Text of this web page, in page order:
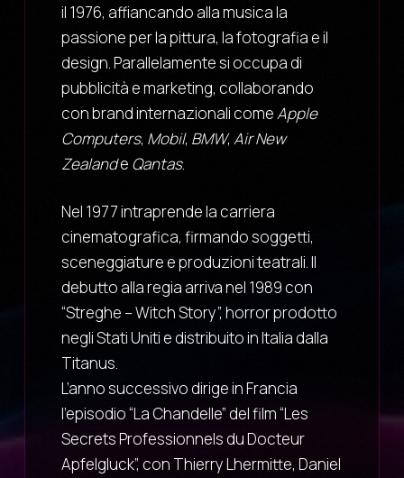
il 1976, affiancando alla musica la
passione per la pittura, la fotografia e il
design. Parallelamente si occupa di
pubblicità e marketing, collaborando
con brand internazionali comeApple
Computers, Mobil, BMW,Air New
Zealande Qantas.
Nel 1977 intraprende la carriera
cinematografica, firmando soggetti,
sceneggiature e produzioni teatrali. Il
debutto alla regia arriva nel 1989 con
“Streghe – Witch Story”, horror prodotto
negli Stati Uniti e distribuito in Italia dalla
Titanus.
L’anno successivo dirige in Francia
l’episodio “La Chandelle” del film “Les
Secrets Professionnels du Docteur
Apfelgluck”, con Thierry Lhermitte, Daniel